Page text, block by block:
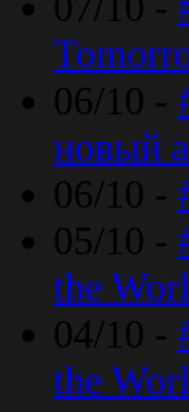
06/10 -
новый
06/10 -
05/10 -
the
04/10 -
the